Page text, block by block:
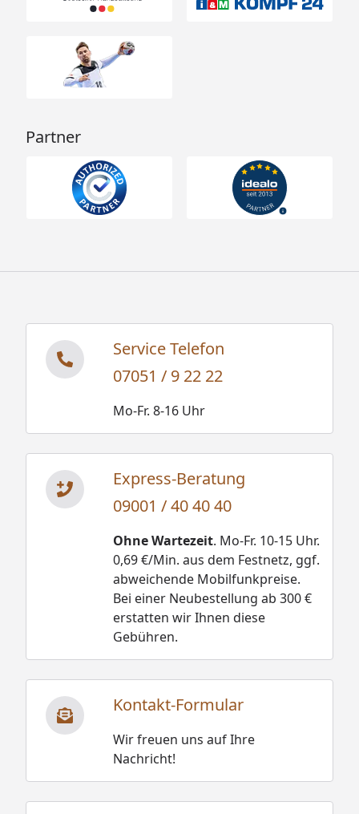
Partner
Service Telefon
07051 / 9 22 22
Mo-Fr. 8-16 Uhr
Express-Beratung
09001 / 40 40 40
Ohne Wartezeit. Mo-Fr. 10-15 Uhr.
0,69 €/Min. aus dem Festnetz, ggf.
abweichende Mobilfunkpreise.
Bei einer Neubestellung ab 300 €
erstatten wir Ihnen diese
Gebühren.
Kontakt-Formular
Wir freuen uns auf Ihre
Nachricht!